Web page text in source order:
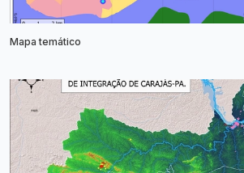
Mapa temático